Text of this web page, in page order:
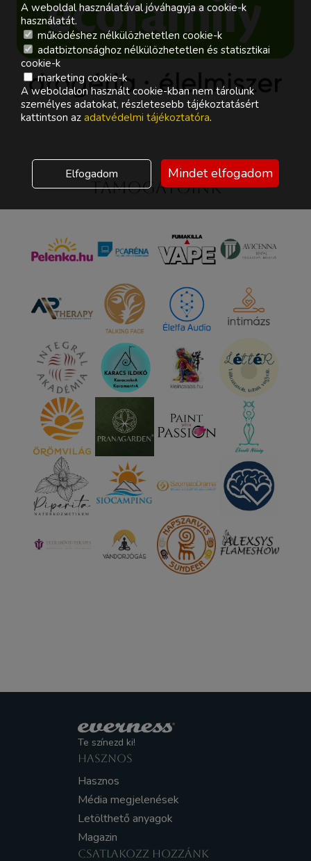
Támogatóink
Te színezd ki!
HASZNOS
Hasznos
Média megjelenések
Letölthető anyagok
Magazin
CSATLAKOZZ HOZZÁNK
A weboldal használatával jóváhagyja a cookie-k
használatát.
működéshez nélkülözhetetlen cookie-k
adatbiztonsághoz nélkülözhetetlen és statisztikai
cookie-k
marketing cookie-k
A weboldalon használt cookie-kban nem tárolunk
személyes adatokat, részletesebb tájékoztatásért
kattintson az adatvédelmi tájékoztatóra.
Elfogadom Mindet elfogadom